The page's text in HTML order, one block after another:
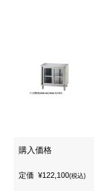
購入価格
定価 ¥122,100(税込)